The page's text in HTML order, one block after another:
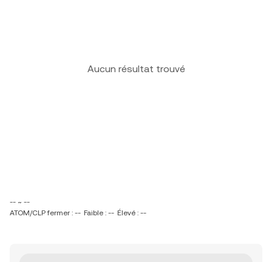
Aucun résultat trouvé
-- ~ --
ATOM/CLP fermer : -- Faible : -- Élevé : --